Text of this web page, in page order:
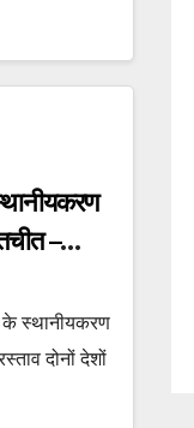
–
small
ntc
के स्थानीयकरण
दोनों देशों